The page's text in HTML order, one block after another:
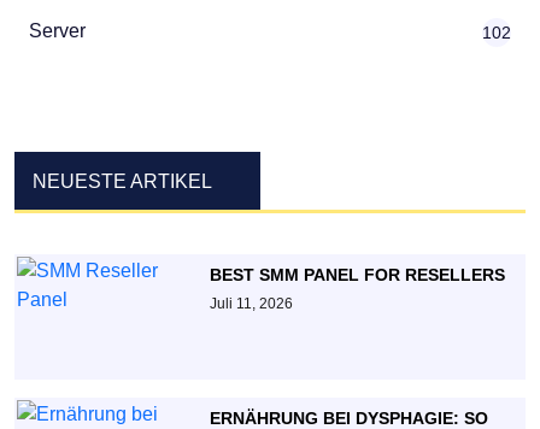
Server 102
NEUESTE ARTIKEL
BEST SMM PANEL FOR RESELLERS
Juli 11, 2026
ERNÄHRUNG BEI DYSPHAGIE: SO